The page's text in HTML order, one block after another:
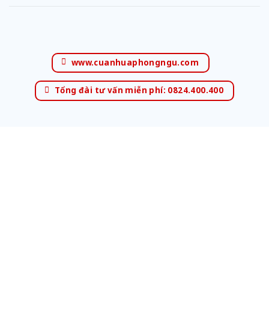
www.cuanhuaphongngu.com
Tổng đài tư vấn miễn phí: 0824.400.400